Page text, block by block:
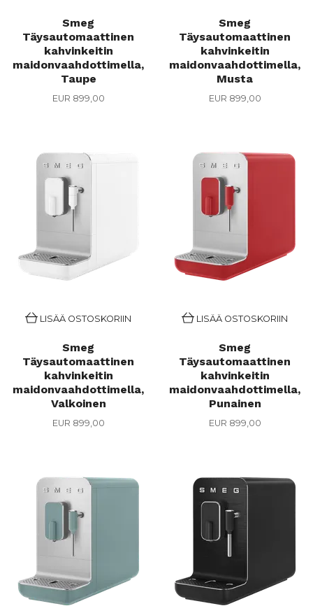
Smeg
Täysautomaattinen
kahvinkeitin
maidonvaahdottimella,
Taupe
EUR 899,00
Smeg
Täysautomaattinen
kahvinkeitin
maidonvaahdottimella,
Musta
EUR 899,00
LISÄÄ OSTOSKORIIN
Smeg
Täysautomaattinen
kahvinkeitin
maidonvaahdottimella,
Valkoinen
EUR 899,00
LISÄÄ OSTOSKORIIN
Smeg
Täysautomaattinen
kahvinkeitin
maidonvaahdottimella,
Punainen
EUR 899,00